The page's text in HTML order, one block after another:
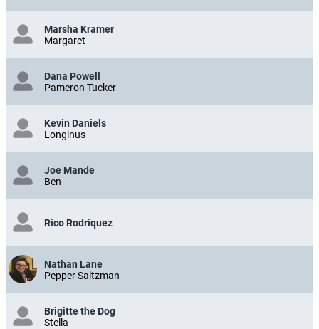
Marsha Kramer
Margaret
Dana Powell
Pameron Tucker
Kevin Daniels
Longinus
Joe Mande
Ben
Rico Rodriquez
Nathan Lane
Pepper Saltzman
Brigitte the Dog
Stella